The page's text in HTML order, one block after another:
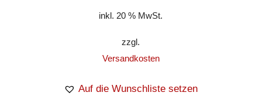
inkl. 20 % MwSt.
zzgl.
Versandkosten
Auf die Wunschliste setzen